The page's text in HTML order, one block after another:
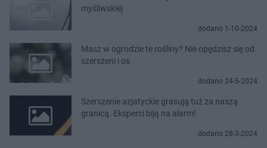
myśliwskiej
dodano 1-10-2024
Masz w ogrodzie te rośliny? Nie opędzisz się od
szerszeni i os
dodano 24-5-2024
Szerszenie azjatyckie grasują tuż za naszą
granicą. Eksperci biją na alarm!
dodano 28-3-2024